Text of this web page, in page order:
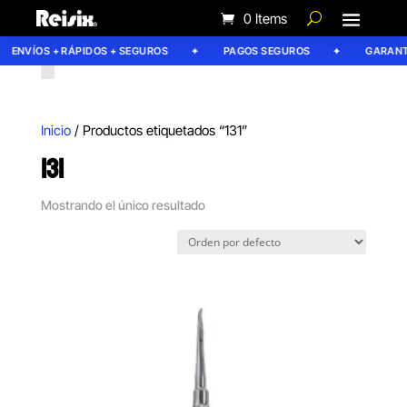
0 Items
ENVÍOS + RÁPIDOS + SEGUROS PAGOS SEGUROS
Inicio/ Productos etiquetados “131”
131
Mostrando el único resultado